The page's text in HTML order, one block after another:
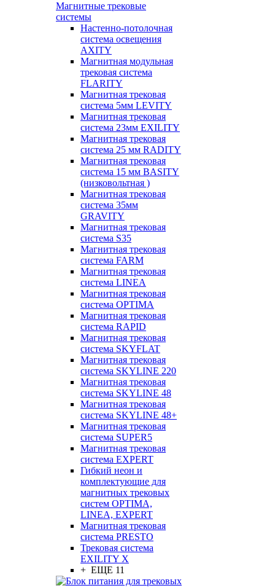
Магнитные трековые
системы
Настенно-потолочная
система освещения
AXITY
Магнитная модульная
трековая система
FLARITY
Магнитная трековая
система 5мм LEVITY
Магнитная трековая
система 23мм EXILITY
Магнитная трековая
система 25 мм RADITY
Магнитная трековая
система 15 мм BASITY
(низковольтная )
Магнитная трековая
система 35мм
GRAVITY
Магнитная трековая
система S35
Магнитная трековая
система FARM
Магнитная трековая
система LINEA
Магнитная трековая
система OPTIMA
Магнитная трековая
система RAPID
Магнитная трековая
система SKYFLAT
Магнитная трековая
система SKYLINE 220
Магнитная трековая
система SKYLINE 48
Магнитная трековая
система SKYLINE 48+
Магнитная трековая
система SUPER5
Магнитная трековая
система EXPERT
Гибкий неон и
комплектующие для
магнитных трековых
систем OPTIMA,
LINEA, EXPERT
Магнитная трековая
система PRESTO
Трековая система
EXILITY X
+ ЕЩЕ 11